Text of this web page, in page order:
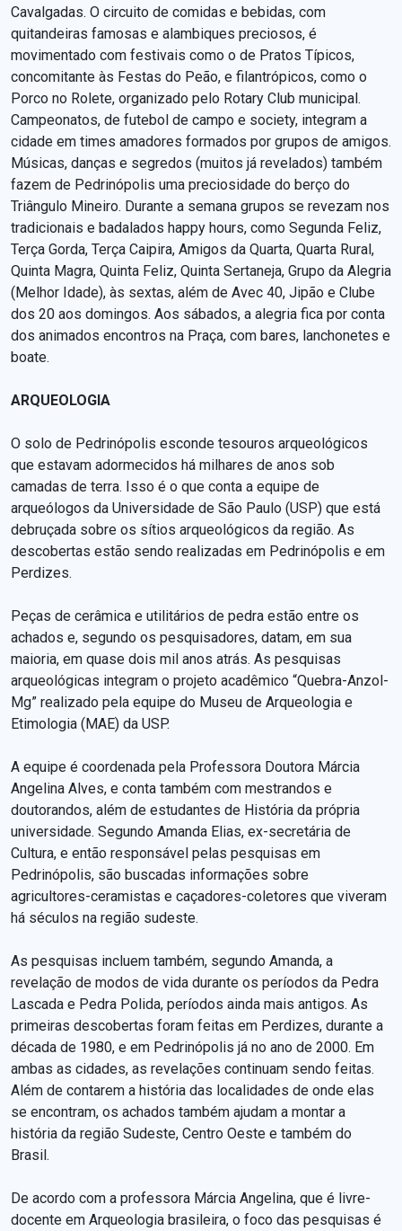
Cavalgadas. O circuito de comidas e bebidas, com
quitandeiras famosas e alambiques preciosos, é
movimentado com festivais como o de Pratos Típicos,
concomitante às Festas do Peão, e filantrópicos, como o
Porco no Rolete, organizado pelo Rotary Club municipal.
Campeonatos, de futebol de campo e society, integram a
cidade em times amadores formados por grupos de amigos.
Músicas, danças e segredos (muitos já revelados) também
fazem de Pedrinópolis uma preciosidade do berço do
Triângulo Mineiro. Durante a semana grupos se revezam nos
tradicionais e badalados happy hours, como Segunda Feliz,
Terça Gorda, Terça Caipira, Amigos da Quarta, Quarta Rural,
Quinta Magra, Quinta Feliz, Quinta Sertaneja, Grupo da Alegria
(Melhor Idade), às sextas, além de Avec 40, Jipão e Clube
dos 20 aos domingos. Aos sábados, a alegria fica por conta
dos animados encontros na Praça, com bares, lanchonetes e
boate.
ARQUEOLOGIA
O solo de Pedrinópolis esconde tesouros arqueológicos
que estavam adormecidos há milhares de anos sob
camadas de terra. Isso é o que conta a equipe de
arqueólogos da Universidade de São Paulo (USP) que está
debruçada sobre os sítios arqueológicos da região. As
descobertas estão sendo realizadas em Pedrinópolis e em
Perdizes.
Peças de cerâmica e utilitários de pedra estão entre os
achados e, segundo os pesquisadores, datam, em sua
maioria, em quase dois mil anos atrás. As pesquisas
arqueológicas integram o projeto acadêmico “Quebra-Anzol-
Mg” realizado pela equipe do Museu de Arqueologia e
Etimologia (MAE) da USP.
A equipe é coordenada pela Professora Doutora Márcia
Angelina Alves, e conta também com mestrandos e
doutorandos, além de estudantes de História da própria
universidade. Segundo Amanda Elias, ex-secretária de
Cultura, e então responsável pelas pesquisas em
Pedrinópolis, são buscadas informações sobre
agricultores-ceramistas e caçadores-coletores que viveram
há séculos na região sudeste.
As pesquisas incluem também, segundo Amanda, a
revelação de modos de vida durante os períodos da Pedra
Lascada e Pedra Polida, períodos ainda mais antigos. As
primeiras descobertas foram feitas em Perdizes, durante a
década de 1980, e em Pedrinópolis já no ano de 2000. Em
ambas as cidades, as revelações continuam sendo feitas.
Além de contarem a história das localidades de onde elas
se encontram, os achados também ajudam a montar a
história da região Sudeste, Centro Oeste e também do
Brasil.
De acordo com a professora Márcia Angelina, que é livre-
docente em Arqueologia brasileira, o foco das pesquisas é